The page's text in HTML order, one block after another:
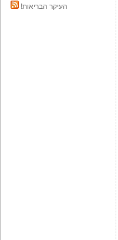
!העיקר הבריאות